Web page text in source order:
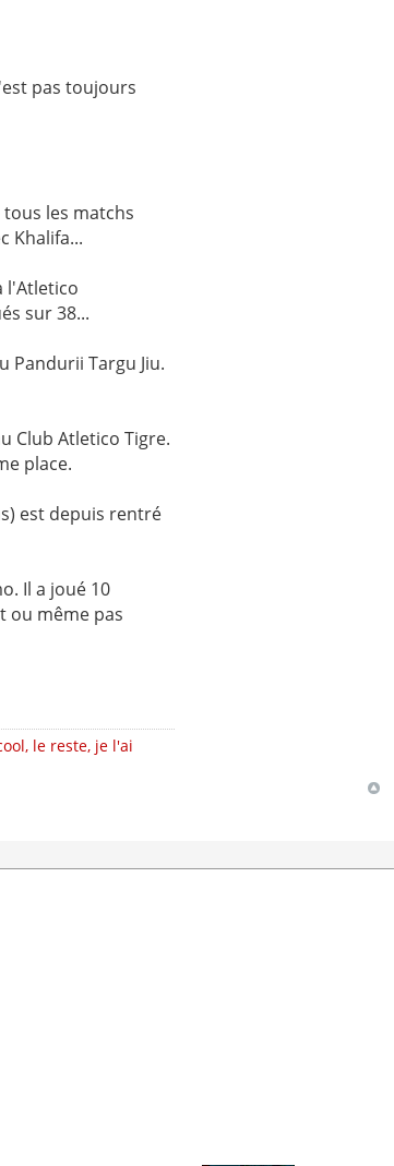
pas toujours
tous les matchs
Khalifa...
l'Atletico
sur 38...
Targu Jiu.
Club Atletico Tigre.
place.
est depuis rentré
Il a joué 10
ou même pas
le reste, je l'ai